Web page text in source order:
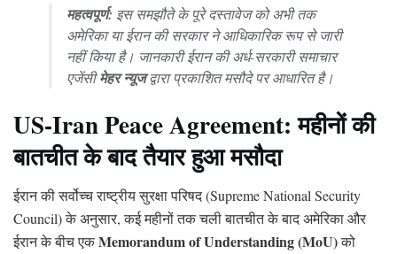
महत्वपूर्ण: इस समझौते के पूरे दस्तावेज को अभी तक
अमेरिका या ईरान की सरकार ने आधिकारिक रूप से जारी
नहीं किया है। जानकारी ईरान की अर्ध-सरकारी समाचार
एजेंसीमेहर न्यूजद्वारा प्रकाशित मसौदे पर आधारित है।
US-Iran Peace Agreement: महीनों की
बातचीत के बाद तैयार हुआ मसौदा
ईरान की सर्वोच्च राष्ट्रीय सुरक्षा परिषद (Supreme National Security
Council) के अनुसार, कई महीनों तक चली बातचीत के बाद अमेरिका और
ईरान के बीच एकMemorandum of Understanding (MoU)को